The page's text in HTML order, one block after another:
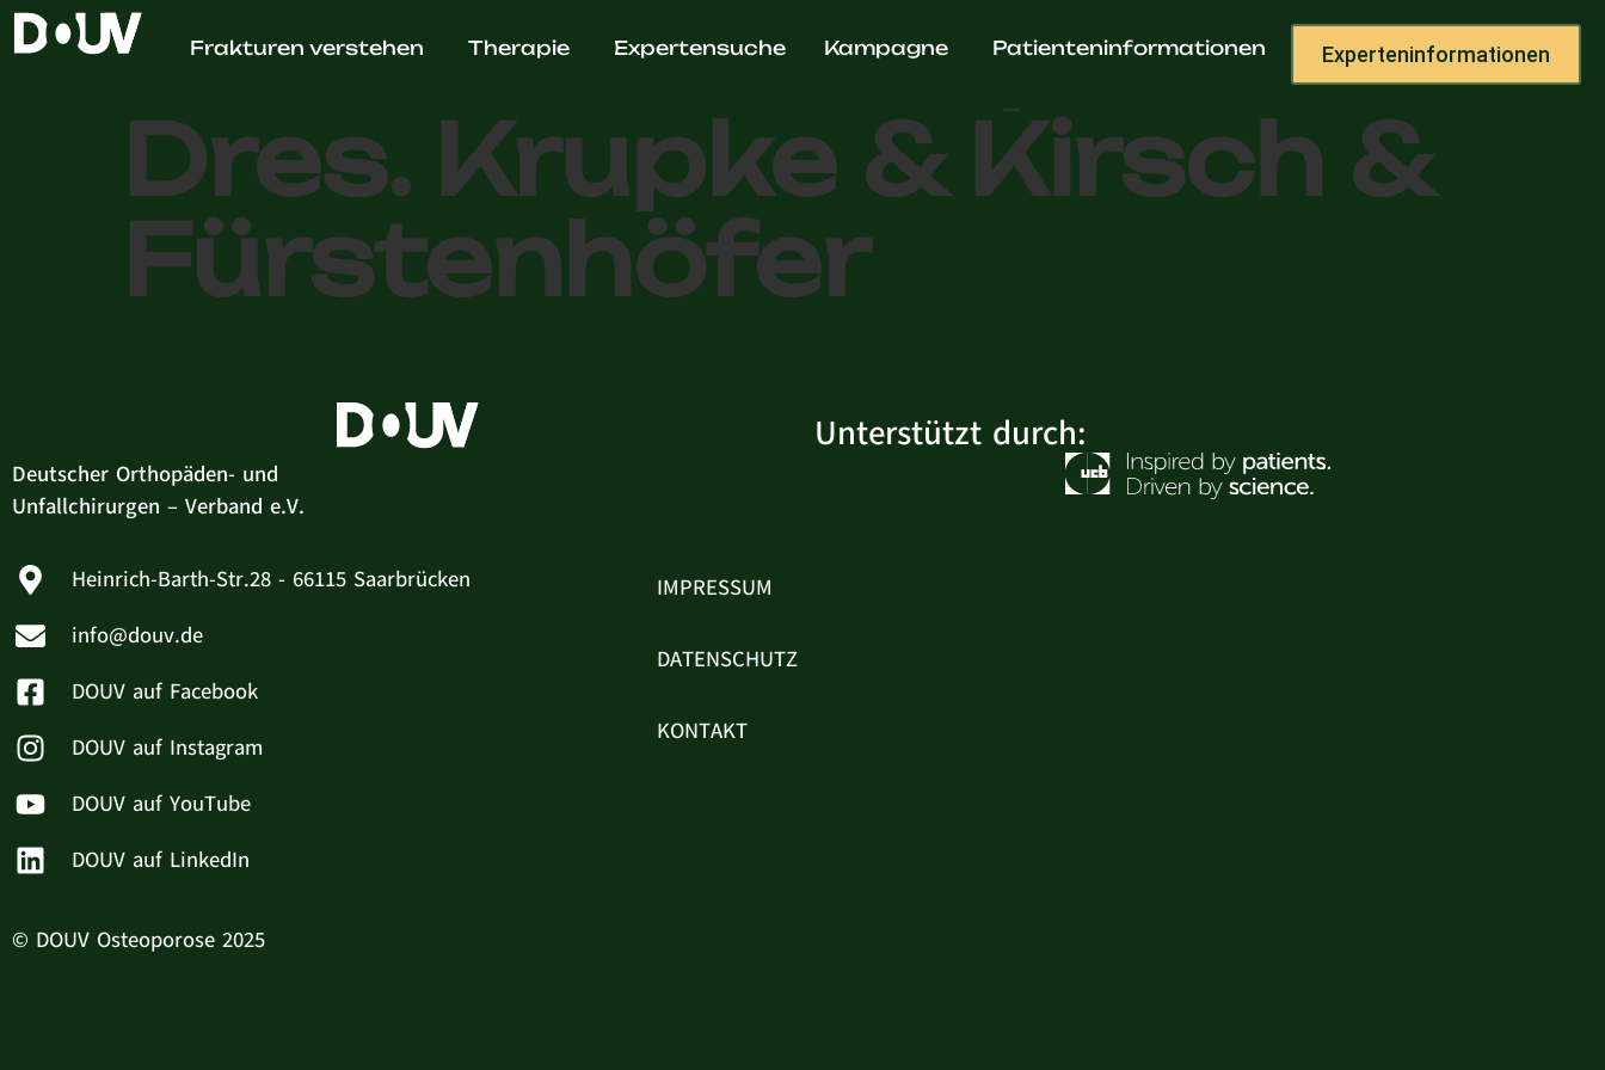
Frakturen verstehen Therapie Expertensuche Kampagne Patienteninformationen Experteninformationen
Gemeinschaftspraxis
Dres. Krupke & Kirsch &
Fürstenhöfer
Deutscher Orthopäden- und
Unfallchirurgen – Verband e.V.
Unterstützt durch:
Heinrich-Barth-Str.28 - 66115 Saarbrücken
info@douv.de
DOUV auf Facebook
DOUV auf Instagram
DOUV auf YouTube
DOUV auf LinkedIn
IMPRESSUM
DATENSCHUTZ
KONTAKT
© DOUV Osteoporose 2025